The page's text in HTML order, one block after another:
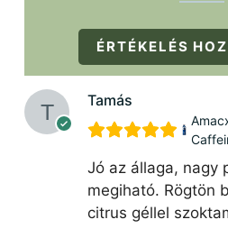
ÉRTÉKELÉS
Tamás
Jó az állaga, nagy
megiható. Rögtön
citrus géllel